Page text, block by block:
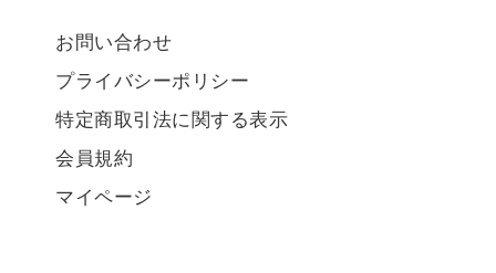
お問い合わせ
プライバシーポリシー
特定商取引法に関する表示
会員規約
マイページ